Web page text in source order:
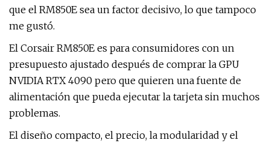
que el RM850E sea un factor decisivo, lo que tampoco
me gustó.
El Corsair RM850E es para consumidores con un
presupuesto ajustado después de comprar la GPU
NVIDIA RTX 4090 pero que quieren una fuente de
alimentación que pueda ejecutar la tarjeta sin muchos
problemas.
El diseño compacto, el precio, la modularidad y el